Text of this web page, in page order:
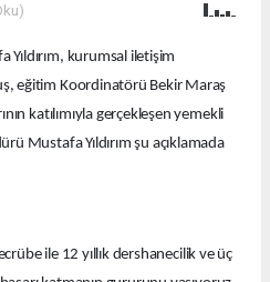
kurumsal iletişim
eğitim Koordinatörü Bekir Maraş
katılımıyla gerçekleşen yemekli
Mustafa Yıldırım şu açıklamada
ile 12 yıllık dershanecilik ve üç